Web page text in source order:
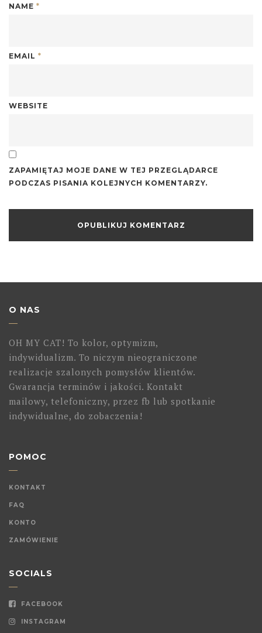
NAME *
EMAIL *
WEBSITE
ZAPAMIĘTAJ MOJE DANE W TEJ PRZEGLĄDARCE
PODCZAS PISANIA KOLEJNYCH KOMENTARZY.
O NAS
OH MY CAT! To kolor, optymizm,
indywidualizm. To niczym nieograniczone
realizacje szalonych pomysłów klientów.
Gwarancja terminów i jakości. Kontakt
mailowy, telefoniczny, przez fb lub spotkanie
indywidualne, do zobaczenia!
POMOC
KONTAKT
FAQ
KONTO
ZAMÓWIENIE
SOCIALS
FACEBOOK
INSTAGRAM